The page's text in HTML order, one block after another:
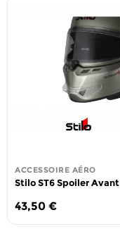
ACCESSOIRE AÉRO
Stilo ST6 Spoiler Avant
43,50 €